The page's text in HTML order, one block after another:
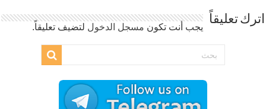
اترك تعليقاً
يجب أنت تكون مسجل الدخول لتضيف تعليقاً.